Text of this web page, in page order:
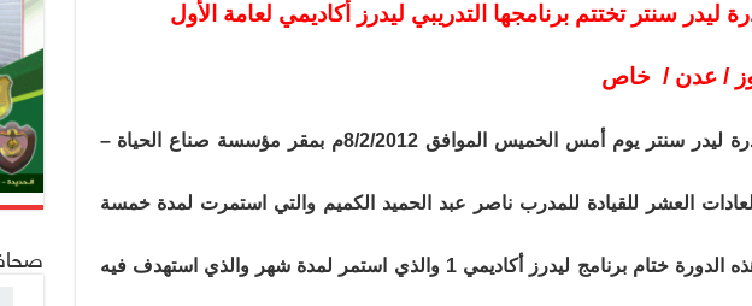
ليدر سنتر تختتم برنامجها التدريبي ليدرز أكاديمي لعامة الأول
/ عدن / خاص
اختتمت مبادرة ليدر سنتر يوم أمس الخميس الموافق 8/2/2012م بمقر مؤسسة صناع الحياة –
العشر للقيادة للمدرب ناصر عبد الحميد الكميم والتي استمرت لمدة خمسة
أيام وتعتبر هذه الدورة ختام برنامج ليدرز أكاديمي 1 والذي استمر لمدة شهر والذي استهدف فيه صحافة